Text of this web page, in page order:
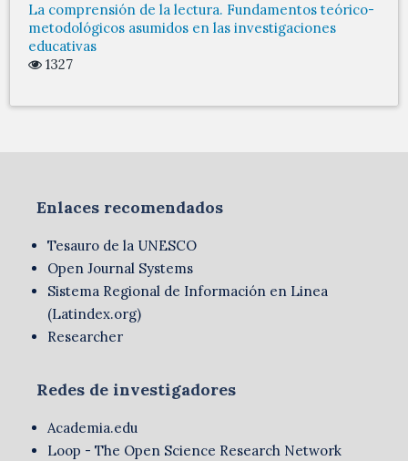
La comprensión de la lectura. Fundamentos teórico-
metodológicos asumidos en las investigaciones
educativas
1327
Enlaces recomendados
Tesauro de la UNESCO
Open Journal Systems
Sistema Regional de Información en Linea
(Latindex.org)
Researcher
Redes de investigadores
Academia.edu
Loop - The Open Science Research Network